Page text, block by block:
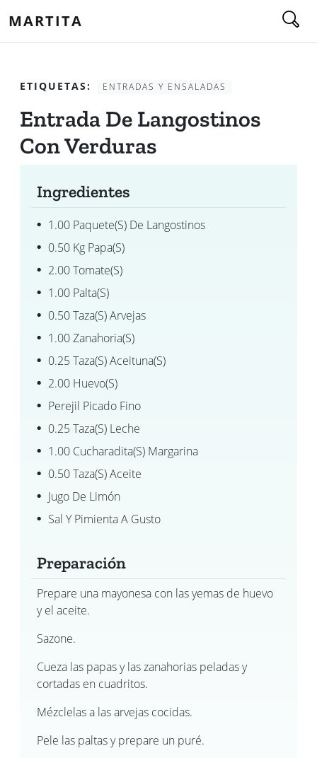
MARTITA
ETIQUETAS: ENTRADAS Y ENSALADAS
Entrada De Langostinos
Con Verduras
Ingredientes
1.00 Paquete(s) De Langostinos
0.50 Kg Papa(s)
2.00 Tomate(s)
1.00 Palta(s)
0.50 Taza(s) Arvejas
1.00 Zanahoria(s)
0.25 Taza(s) Aceituna(s)
2.00 Huevo(s)
Perejil Picado Fino
0.25 Taza(s) Leche
1.00 Cucharadita(s) Margarina
0.50 Taza(s) Aceite
Jugo De Limón
Sal Y Pimienta A Gusto
Preparación
Prepare una mayonesa con las yemas de huevo
y el aceite.
Sazone.
Cueza las papas y las zanahorias peladas y
cortadas en cuadritos.
Mézclelas a las arvejas cocidas.
Pele las paltas y prepare un puré.